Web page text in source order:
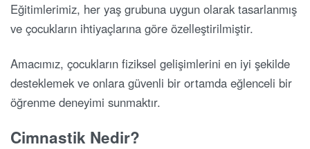
Eğitimlerimiz, her yaş grubuna uygun olarak tasarlanmış
ve çocukların ihtiyaçlarına göre özelleştirilmiştir.
Amacımız, çocukların fiziksel gelişimlerini en iyi şekilde
desteklemek ve onlara güvenli bir ortamda eğlenceli bir
öğrenme deneyimi sunmaktır.
Cimnastik Nedir?